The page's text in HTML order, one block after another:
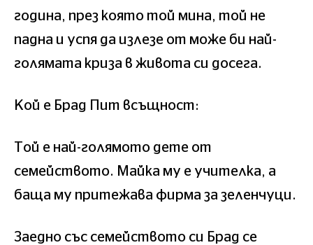
година, през която той мина, той не
падна и успя да излезе от може би най-
голямата криза в живота си досега.
Кой е Брад Пит всъщност:
Той е най-голямото дете от
семейството. Майка му е учителка, а
баща му притежава фирма за зеленчуци.
Заедно със семейството си Брад се